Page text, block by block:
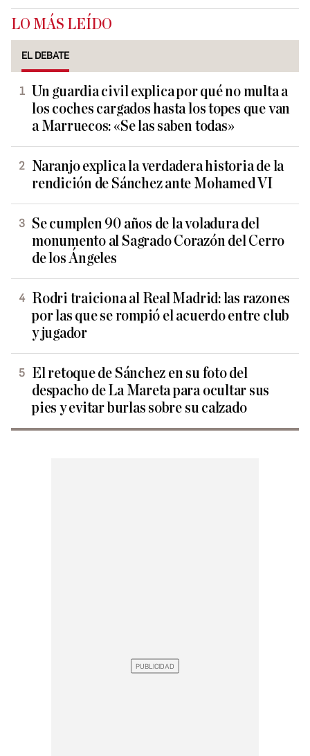
LO MÁS LEÍDO
EL DEBATE
Un guardia civil explica por qué no multa a
los coches cargados hasta los topes que van
a Marruecos: «Se las saben todas»
Naranjo explica la verdadera historia de la
rendición de Sánchez ante Mohamed VI
Se cumplen 90 años de la voladura del
monumento al Sagrado Corazón del Cerro
de los Ángeles
Rodri traiciona al Real Madrid: las razones
por las que se rompió el acuerdo entre club
y jugador
El retoque de Sánchez en su foto del
despacho de La Mareta para ocultar sus
pies y evitar burlas sobre su calzado